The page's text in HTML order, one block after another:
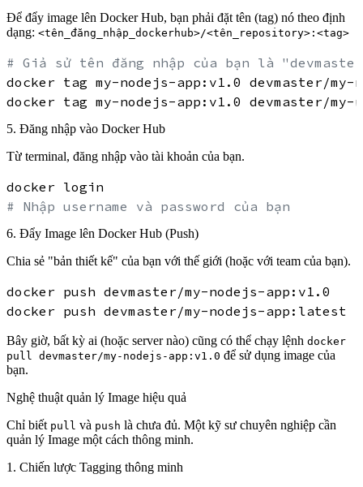
Để đẩy image lên Docker Hub, bạn phải đặt tên (tag) nó theo định
dạng: <tên_đăng_nhập_dockerhub>/<tên_repository>:<tag>
# Giả sử tên đăng nhập của bạn là
docker tag my-nodejs-app:v1.0 devmaster/my-
docker tag my-nodejs-app:v1.0 devmaster/
5. Đăng nhập vào Docker Hub
Từ terminal, đăng nhập vào tài khoản của bạn.
# Nhập username và password của bạn
6. Đẩy Image lên Docker Hub (Push)
Chia sẻ "bản thiết kế" của bạn với thế giới (hoặc với team của bạn).
docker push devmaster/my-nodejs-app:v1.0
Bây giờ, bất kỳ ai (hoặc server nào) cũng có thể chạy lệnh docker
pull devmaster/my-nodejs-app:v1.0 để sử dụng image của
bạn.
Nghệ thuật quản lý Image hiệu quả
Chỉ biết pull và push là chưa đủ. Một kỹ sư chuyên nghiệp cần
quản lý Image một cách thông minh.
1. Chiến lược Tagging thông minh